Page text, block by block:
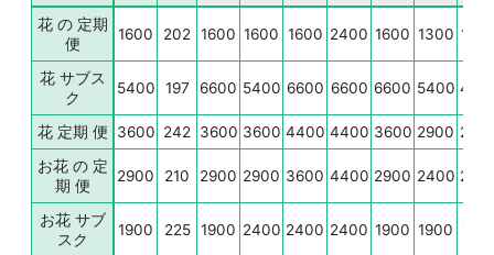
花 の 定期
便
1600 202 1600 1600 1600 2400 1600 1300
花 サブス
ク
5400 197 6600 5400 6600 6600 6600 5400
花 定期 便 3600 242 3600 3600 4400 4400 3600 2900
お花 の 定
期 便
2900 210 2900 2900 3600 4400 2900 2400
お花 サブ
スク
1900 225 1900 2400 2400 2400 1900 1900